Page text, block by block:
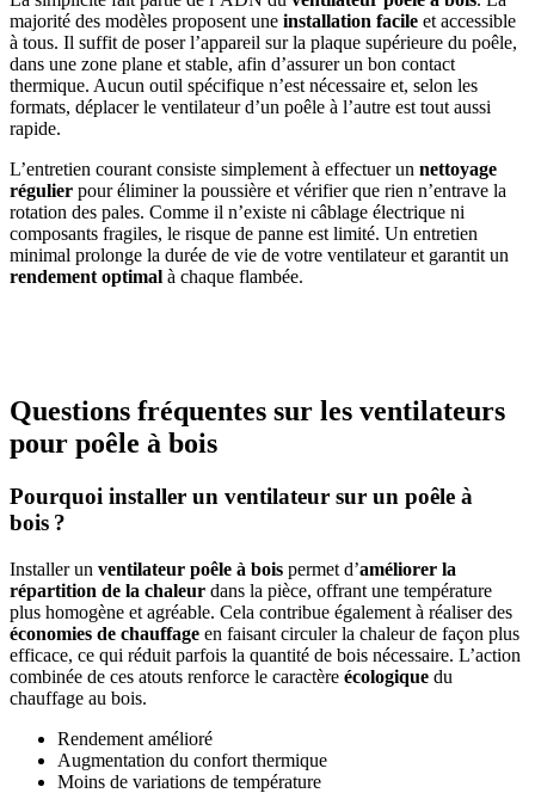
majorité des modèles proposent une installation facile et accessible
à tous. Il suffit de poser l’appareil sur la plaque supérieure du poêle,
dans une zone plane et stable, afin d’assurer un bon contact
thermique. Aucun outil spécifique n’est nécessaire et, selon les
formats, déplacer le ventilateur d’un poêle à l’autre est tout aussi
rapide.
L’entretien courant consiste simplement à effectuer un nettoyage
régulier pour éliminer la poussière et vérifier que rien n’entrave la
rotation des pales. Comme il n’existe ni câblage électrique ni
composants fragiles, le risque de panne est limité. Un entretien
minimal prolonge la durée de vie de votre ventilateur et garantit un
rendement optimal à chaque flambée.
Questions fréquentes sur les ventilateurs
pour poêle à bois
Pourquoi installer un ventilateur sur un poêle à
bois ?
Installer un ventilateur poêle à bois permet d’améliorer la
répartition de la chaleur dans la pièce, offrant une température
plus homogène et agréable. Cela contribue également à réaliser des
économies de chauffage en faisant circuler la chaleur de façon plus
efficace, ce qui réduit parfois la quantité de bois nécessaire. L’action
combinée de ces atouts renforce le caractère écologique du
chauffage au bois.
Rendement amélioré
Augmentation du confort thermique
Moins de variations de température